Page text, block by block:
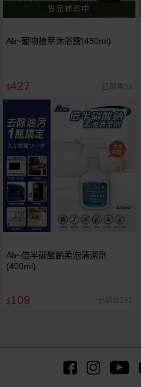
Ab~寵物植萃沐浴露(480ml)
$427 已銷售93
Ab~倍半碳酸鈉柔泡清潔劑
(400ml)
$109 已銷售291